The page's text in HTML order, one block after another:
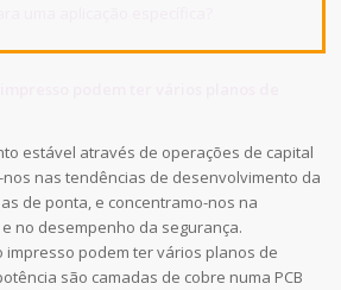
estável através de operações de capital
nas tendências de desenvolvimento da
de ponta, e concentramo-nos na
no desempenho da segurança.
impresso podem ter vários planos de
são camadas de cobre numa PCB